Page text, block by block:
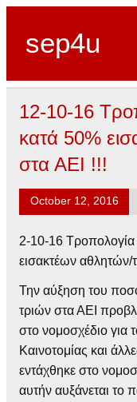
sep4u
12-10-16
κατά 50%
στα ΑΕΙ !!!
October 12, 2016
2-10-16
εισακτέων αθλητών/
Την αύξηση του
τριών στα ΑΕΙ
στο νομοσχέδιο για
Καινοτομίας και
εντάχθηκε στο
αυτήν αυξάνεται το